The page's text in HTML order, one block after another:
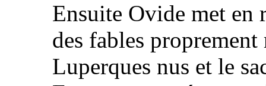
Ensuite Ovide met en
des fables
Luperques nus et le